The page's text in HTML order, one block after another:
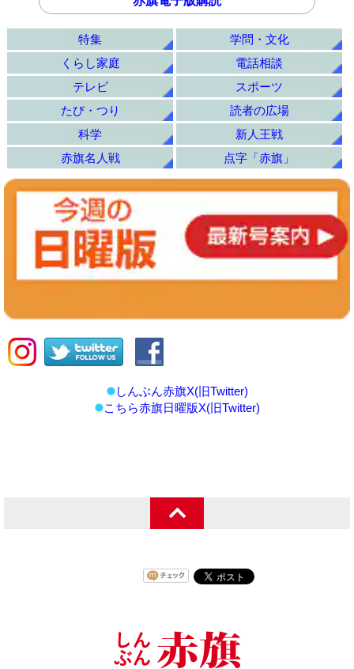
特集
学問・文化
くらし家庭
電話相談
テレビ
スポーツ
たび・つり
読者の広場
科学
新人王戦
赤旗名人戦
点字「赤旗」
しんぶん赤旗X(旧Twitter)
こちら赤旗日曜版X(旧Twitter)